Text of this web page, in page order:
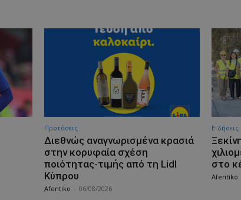
Προτάσεις
Διεθνώς αναγνωρισμένα κρασιά
στην κορυφαία σχέση
ποιότητας-τιμής από τη Lidl
Κύπρου
Afentiko 06/08/2026
Ειδήσεις
στο
Afentiko